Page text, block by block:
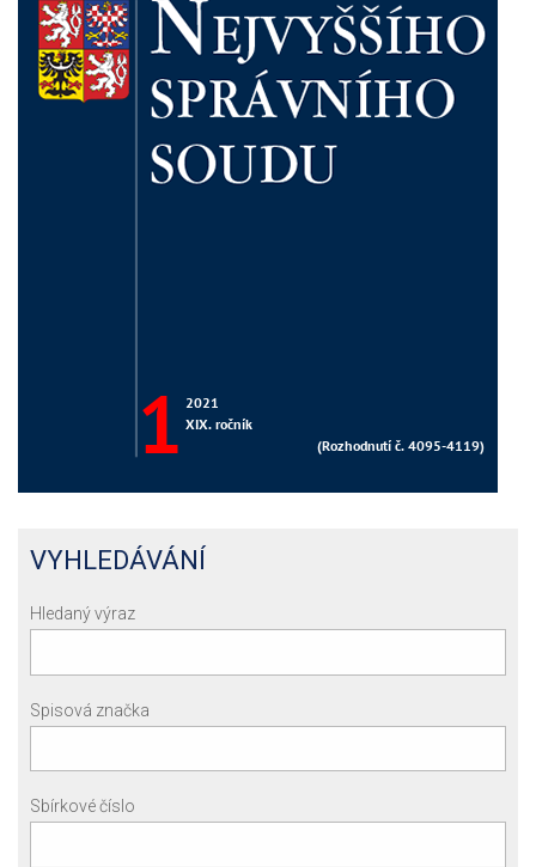
VYHLEDÁVÁNÍ
Hledaný výraz
Spisová značka
Sbírkové číslo